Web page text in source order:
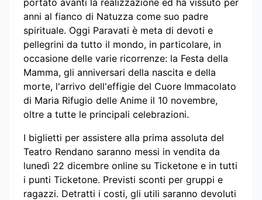
anni al fianco di Natuzza come suo padre
spirituale. Oggi Paravati è meta di devoti e
pellegrini da tutto il mondo, in particolare, in
occasione delle varie ricorrenze: la Festa della
Mamma, gli anniversari della nascita e della
morte, l'arrivo dell'effigie del Cuore Immacolato
di Maria Rifugio delle Anime il 10 novembre,
oltre a tutte le principali celebrazioni.
I biglietti per assistere alla prima assoluta del
Teatro Rendano saranno messi in vendita da
lunedì 22 dicembre online su Ticketone e in tutti
i punti Ticketone. Previsti sconti per gruppi e
ragazzi. Detratti i costi, gli utili saranno devoluti